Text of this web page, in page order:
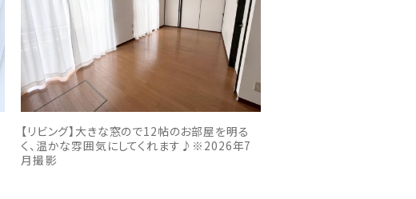
【リビング】大きな窓ので12帖のお部屋を明る
く、温かな雰囲気にしてくれます♪※2026年7
月撮影